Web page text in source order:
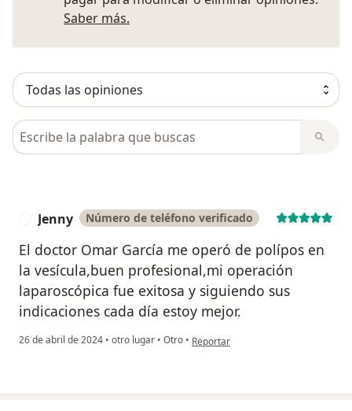
Saber más.
Busca en opiniones
Jenny Número de teléfono verificado
El doctor Omar García me operó de polípos en
la vesícula,buen profesional,mi operación
laparoscópica fue exitosa y siguiendo sus
indicaciones cada día estoy mejor.
26 de abril de 2024 • otro lugar • Otro • en opinión del usuario Jenny
Reportar